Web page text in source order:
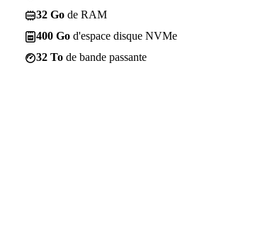
32 Go de RAM
400 Go d'espace disque NVMe
32 To de bande passante